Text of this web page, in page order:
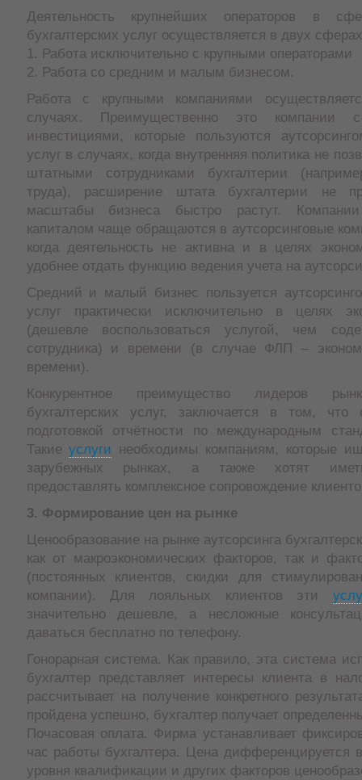
Деятельность крупнейших операторов в
бухгалтерских услуг осуществляется в двух
1. Работа исключительно с крупными операторами
2. Работа со средним и малым бизнесом.
Работа с крупными компаниями
случаях. Преимущественно это компании
инвестициями, которые пользуются
услуг в случаях, когда внутренняя политика не
штатными сотрудниками бухгалтерии
труда), расширение штата бухгалтерии не
масштабы бизнеса быстро растут.
капиталом чаще обращаются в аутсорсинговые
когда деятельность не активна и в целях
удобнее отдать функцию ведения учета на
Средний и малый бизнес пользуется
услуг практически исключительно в целях
(дешевле воспользоваться услугой, чем
сотрудника) и времени (в случае ФЛП –
времени).
Конкурентное преимущество лидеров
бухгалтерских услуг, заключается в том, что
подготовкой отчётности по международным
Такиеуслуги необходимы компаниям, которые
зарубежных рынках, а также хотят
предоставлять комплексное сопровождение
3. Формирование цен на рынке
Ценообразование на рынке аутсорсинга
как от макроэкономических факторов, так и
(постоянных клиентов, скидки для
компании). Для лояльных клиентов эти
значительно дешевле, а несложные
даваться бесплатно по телефону.
Гонорарная система. Как правило, эта система
бухгалтер представляет интересы клиента в
рассчитывает на получение конкретного
пройдена успешно, бухгалтер получает
Почасовая оплата. Фирма устанавливает
час работы бухгалтера. Цена дифференцируется
уровня квалификации и других факторов